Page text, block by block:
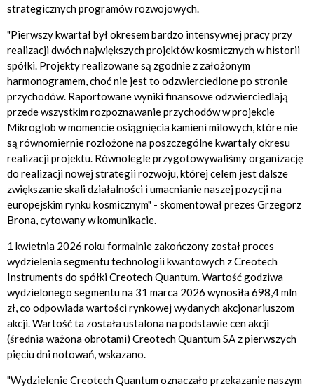
strategicznych programów rozwojowych.
"Pierwszy kwartał był okresem bardzo intensywnej pracy przy
realizacji dwóch największych projektów kosmicznych w historii
spółki. Projekty realizowane są zgodnie z założonym
harmonogramem, choć nie jest to odzwierciedlone po stronie
przychodów. Raportowane wyniki finansowe odzwierciedlają
przede wszystkim rozpoznawanie przychodów w projekcie
Mikroglob w momencie osiągnięcia kamieni milowych, które nie
są równomiernie rozłożone na poszczególne kwartały okresu
realizacji projektu. Równolegle przygotowywaliśmy organizację
do realizacji nowej strategii rozwoju, której celem jest dalsze
zwiększanie skali działalności i umacnianie naszej pozycji na
europejskim rynku kosmicznym" - skomentował prezes Grzegorz
Brona, cytowany w komunikacie.
1 kwietnia 2026 roku formalnie zakończony został proces
wydzielenia segmentu technologii kwantowych z Creotech
Instruments do spółki Creotech Quantum. Wartość godziwa
wydzielonego segmentu na 31 marca 2026 wynosiła 698,4 mln
zł, co odpowiada wartości rynkowej wydanych akcjonariuszom
akcji. Wartość ta została ustalona na podstawie cen akcji
(średnia ważona obrotami) Creotech Quantum SA z pierwszych
pięciu dni notowań, wskazano.
"Wydzielenie Creotech Quantum oznaczało przekazanie naszym